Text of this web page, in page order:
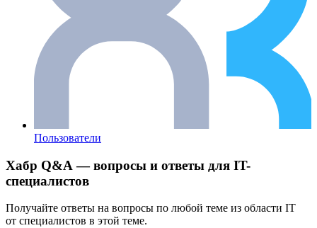
Пользователи
Хабр Q&A — вопросы и ответы для IT-
специалистов
Получайте ответы на вопросы по любой теме из области IT
от специалистов в этой теме.